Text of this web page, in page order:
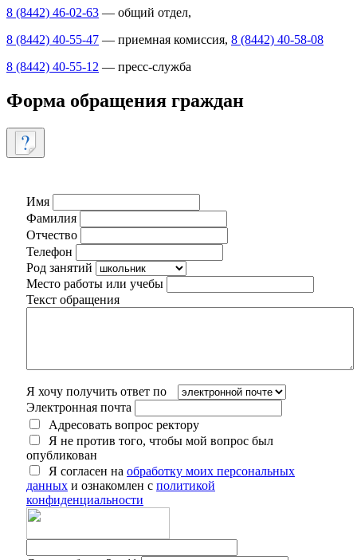
8 (8442) 46-02-63 — общий отдел,
8 (8442) 40-55-47 — приемная комиссия, 8 (8442) 40-58-08
8 (8442) 40-55-12 — пресс-служба
Форма обращения граждан
Имя
Фамилия
Отчество
Телефон
Род занятий
Место работы или учебы
Текст обращения
Я хочу получить ответ по
Электронная почта
Адресовать вопрос ректору
Я не против того, чтобы мой вопрос был
опубликован
Я согласен на обработку моих персональных
данных и ознакомлен с политикой
конфиденциальности